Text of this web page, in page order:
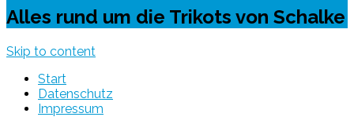
Alles rund um die Trikots von Schalke
Skip to content
Start
Datenschutz
Impressum